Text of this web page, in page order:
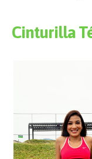
Cinturilla